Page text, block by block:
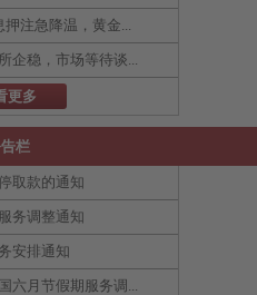
押注急降温，黄金...
企稳，市场等待谈...
更多
栏
取款的通知
务调整通知
安排通知
六月节假期服务调...